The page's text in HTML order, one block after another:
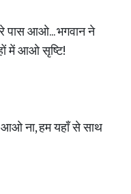
पास आओ... भगवान ने
में आओ सृष्टि!
आओ ना, हम यहाँ से साथ